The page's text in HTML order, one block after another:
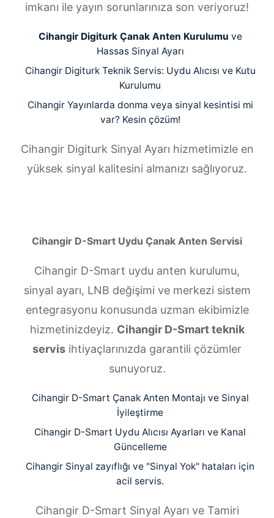
imkanı ile yayın sorunlarınıza son veriyoruz!
Cihangir Digiturk Çanak Anten Kurulumu ve
Hassas Sinyal Ayarı
Cihangir Digiturk Teknik Servis: Uydu Alıcısı ve Kutu
Kurulumu
Cihangir Yayınlarda donma veya sinyal kesintisi mi
var? Kesin çözüm!
Cihangir Digiturk Sinyal Ayarı hizmetimizle en
yüksek sinyal kalitesini almanızı sağlıyoruz.
Cihangir D-Smart Uydu Çanak Anten Servisi
Cihangir D-Smart uydu anten kurulumu,
sinyal ayarı, LNB değişimi ve merkezi sistem
entegrasyonu konusunda uzman ekibimizle
hizmetinizdeyiz. Cihangir D-Smart teknik
servis ihtiyaçlarınızda garantili çözümler
sunuyoruz.
Cihangir D-Smart Çanak Anten Montajı ve Sinyal
İyileştirme
Cihangir D-Smart Uydu Alıcısı Ayarları ve Kanal
Güncelleme
Cihangir Sinyal zayıflığı ve "Sinyal Yok" hataları için
acil servis.
Cihangir D-Smart Sinyal Ayarı ve Tamiri